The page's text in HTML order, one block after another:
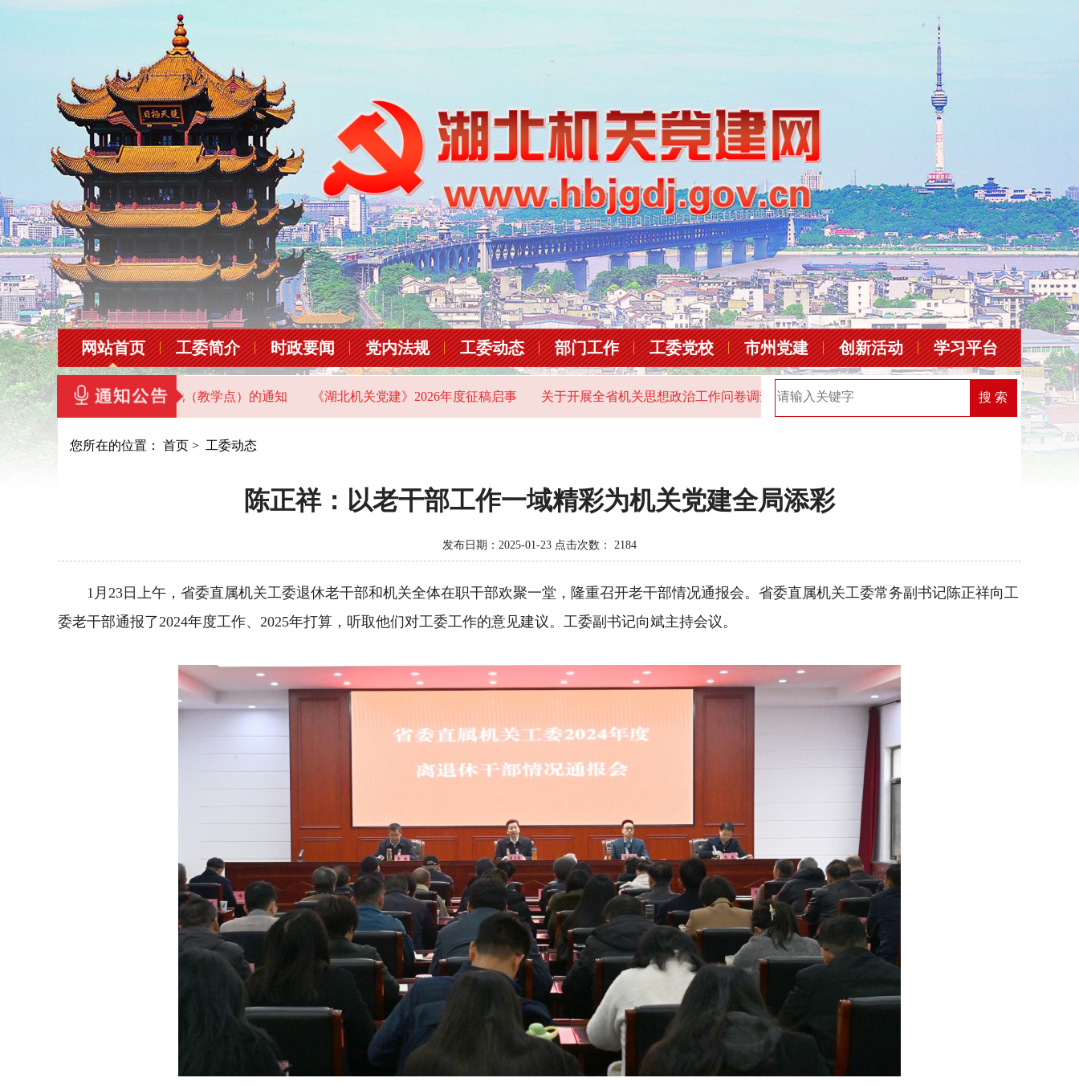
网站首页 工委简介 时政要闻 党内法规 工委动态 部门工作 工委党校 市州党建 创新活动 学习平台
机关党员干部教育基地（教学点）的通知 《湖北机关党建》2026年度征稿启事 关于开展全省机关思想政治工作问卷调查的通知 2025年“机关党建创新榜”优秀案例名单 2026年
搜 索
您所在的位置： 首页 > 工委动态
陈正祥：以老干部工作一域精彩为机关党建全局添彩
发布日期：2025-01-23 点击次数： 2184
1月23日上午，省委直属机关工委退休老干部和机关全体在职干部欢聚一堂，隆重召开老干部情况通报会。省委直属机关工委常务副书记陈正祥向工
委老干部通报了2024年度工作、2025年打算，听取他们对工委工作的意见建议。工委副书记向斌主持会议。